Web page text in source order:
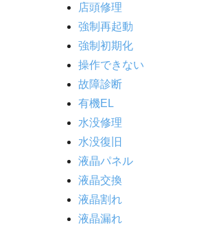
店頭修理
強制再起動
強制初期化
操作できない
故障診断
有機EL
水没修理
水没復旧
液晶パネル
液晶交換
液晶割れ
液晶漏れ